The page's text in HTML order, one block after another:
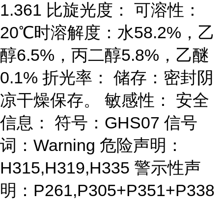
1.361 比旋光度： 可溶性：
20℃时溶解度：水58.2%，乙
醇6.5%，丙二醇5.8%，乙醚
0.1% 折光率： 储存：密封阴
凉干燥保存。 敏感性： 安全
信息： 符号：GHS07 信号
词：Warning 危险声明：
H315,H319,H335 警示性声
明：P261,P305+P351+P338